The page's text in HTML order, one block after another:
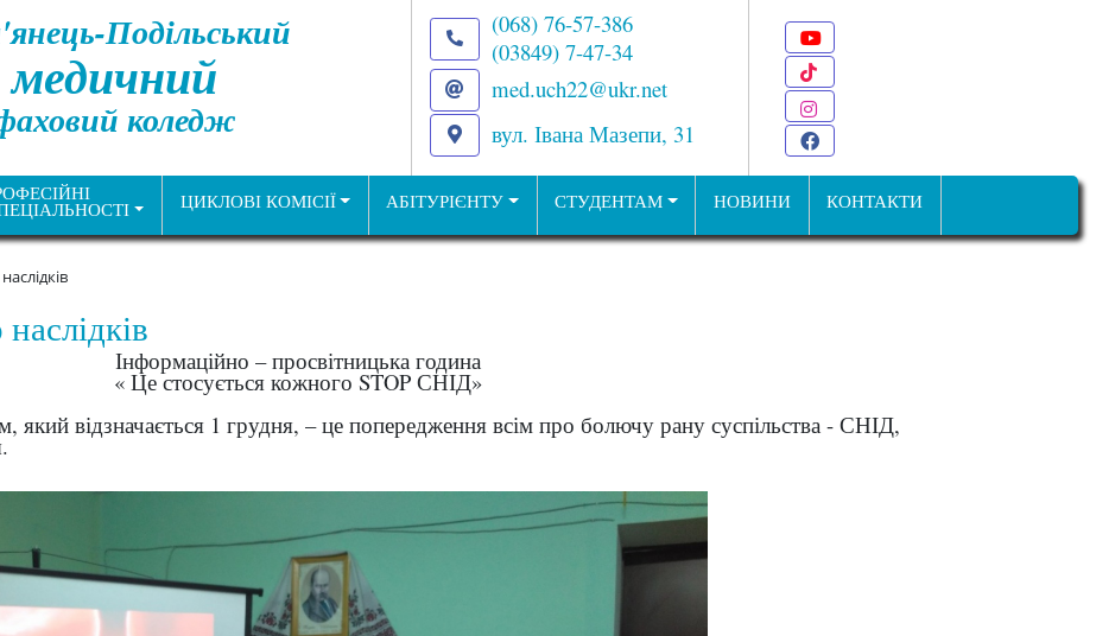
Подільський
медичний
коледж
(068) 76-57-386
(03849) 7-47-34
med.uch22@ukr.net
вул. Івана Мазепи, 31
ЦИКЛОВІ КОМІСІЇ АБІТУРІЄНТУ СТУДЕНТАМ НОВИНИ КОНТАКТИ
Інформаційно – просвітницька година
« Це стосується кожного STOP СНІД»
який відзначається 1 грудня, – це попередження всім про болючу рану суспільства - СНІД,